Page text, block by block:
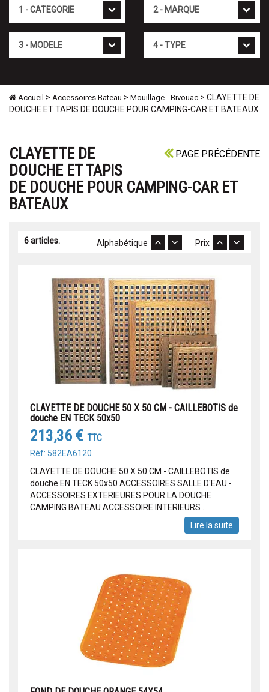
Accueil > Accessoires Bateau > Mouillage - Bivouac > CLAYETTE DE
DOUCHE ET TAPIS DE DOUCHE POUR CAMPING-CAR ET BATEAUX
PAGE PRÉCÉDENTE
CLAYETTE DE
DOUCHE ET TAPIS
DE DOUCHE POUR CAMPING-CAR ET
BATEAUX
6 articles. Prix
Alphabétique
CLAYETTE DE DOUCHE 50 X 50 CM - CAILLEBOTIS de
douche EN TECK 50x50
213,36 € TTC
Réf: 582EA6120
CLAYETTE DE DOUCHE 50 X 50 CM - CAILLEBOTIS de
douche EN TECK 50x50 ACCESSOIRES SALLE D'EAU -
ACCESSOIRES EXTERIEURES POUR LA DOUCHE
CAMPING BATEAU ACCESSOIRE INTERIEURS ...
Lire la suite